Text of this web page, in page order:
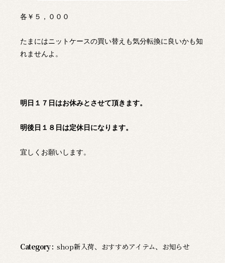
各￥５，０００
たまにはニットケースの買い替えも気分転換に良いかも知
れませんよ。
明日１７日はお休みとさせて頂きます。
明後日１８日は定休日になります。
宜しくお願いします。
Category : shop新入荷、 おすすめアイテム、 お知らせ